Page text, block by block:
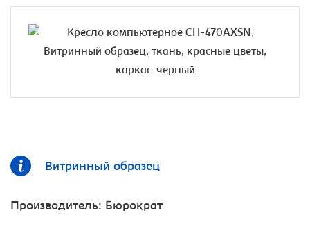
Витринный образец
Производитель: Бюрократ